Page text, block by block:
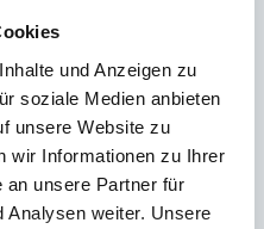
und Anzeigen zu
soziale Medien anbieten
unsere Website zu
wir Informationen zu Ihrer
an unsere Partner für
Analysen weiter. Unsere